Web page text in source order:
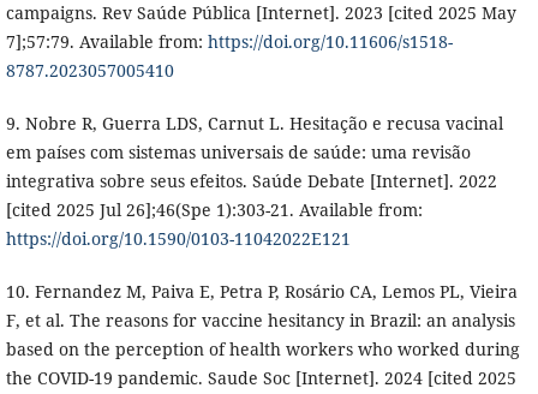
campaigns. Rev Saúde Pública [Internet]. 2023 [cited 2025 May
7];57:79. Available from: https://doi.org/10.11606/s1518-
8787.2023057005410
9. Nobre R, Guerra LDS, Carnut L. Hesitação e recusa vacinal
em países com sistemas universais de saúde: uma revisão
integrativa sobre seus efeitos. Saúde Debate [Internet]. 2022
[cited 2025 Jul 26];46(Spe 1):303-21. Available from:
https://doi.org/10.1590/0103-11042022E121
10. Fernandez M, Paiva E, Petra P, Rosário CA, Lemos PL, Vieira
F, et al. The reasons for vaccine hesitancy in Brazil: an analysis
based on the perception of health workers who worked during
the COVID-19 pandemic. Saude Soc [Internet]. 2024 [cited 2025